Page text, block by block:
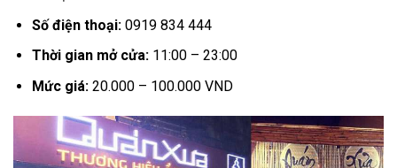
Số điện thoại:0919 834 444
Thời gian mở cửa:11:00 – 23:00
Mức giá:20.000 – 100.000 VND